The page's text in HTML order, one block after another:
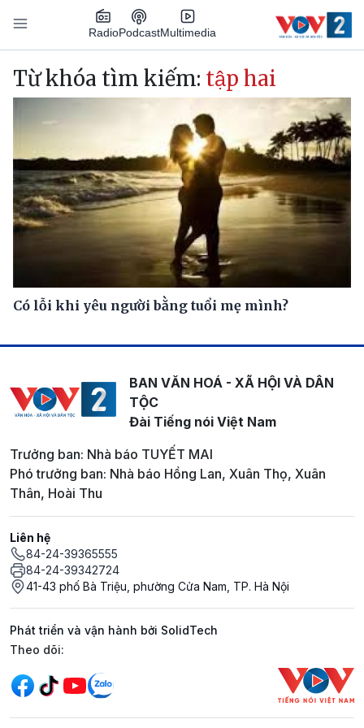
Nhảy đến nội dung
RadioPodcastMultimedia
Main navigation
Từ khóa tìm kiếm: tập hai
Có lỗi khi yêu người bằng tuổi mẹ mình?
BAN VĂN HOÁ - XÃ HỘI VÀ DÂN
TỘC
Đài Tiếng nói Việt Nam
Trưởng ban: Nhà báo TUYẾT MAI
Phó trưởng ban: Nhà báo Hồng Lan, Xuân Thọ, Xuân
Thân, Hoài Thu
Liên hệ
84-24-39365555
84-24-39342724
41-43 phố Bà Triệu, phường Cửa Nam, TP. Hà Nội
Phát triển và vận hành bởi SolidTech
Mạng xã hội
Theo dõi: